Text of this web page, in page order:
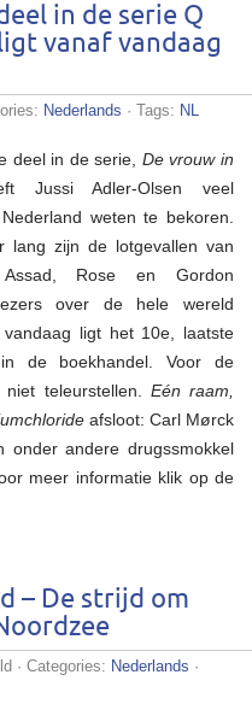
in de serie Q
vanaf vandaag
Nederlands · Tags: NL
deel in de serie, De vrouw in
Jussi Adler-Olsen veel
weten te bekoren.
lang zijn de lotgevallen van
Rose en Gordon
over de hele wereld
vandaag ligt het 10e, laatste
de boekhandel. Voor de
teleurstellen. Eén raam,
afsloot: Carl Mørck
onder andere drugssmokkel
meer informatie klik op de
– De strijd om
voor
· Categories: Nederlands ·